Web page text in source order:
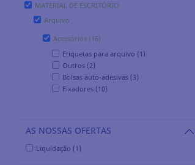
MATERIAL DE ESCRITÓRIO
Arquivo
Acessórios (16)
Etiquetas para arquivo (1)
Outros (2)
Bolsas auto-adesivas (3)
Fixadores (10)
AS NOSSAS OFERTAS
Liquidação (1)